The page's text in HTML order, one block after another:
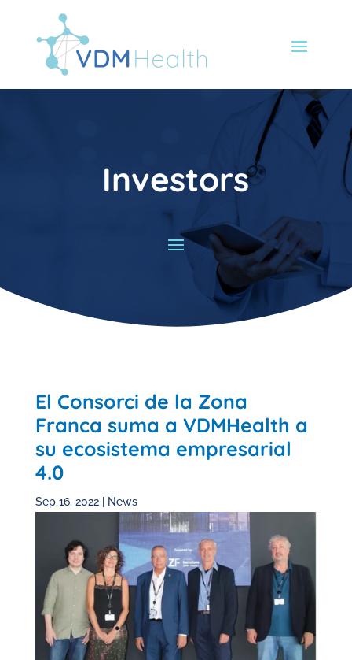
Investors
El Consorci de la Zona
Franca suma a VDMHealth a
su ecosistema empresarial
4.0
Sep 16, 2022| News